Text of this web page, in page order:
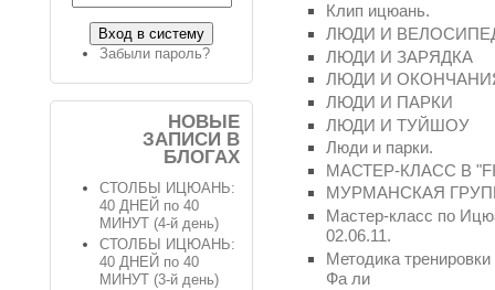
Клип ицюань.
ЛЮДИ И
ЛЮДИ И ЗАРЯДКА
ЛЮДИ И
ЛЮДИ И ПАРКИ
ЛЮДИ И ТУЙШОУ
Люди и парки.
МАСТЕР-КЛАСС В
МУРМАНСКАЯ
Мастер-класс по
02.06.11.
Методика
Фа ли
Забыли пароль?
НОВЫЕ
ЗАПИСИ В
БЛОГАХ
СТОЛБЫ ИЦЮАНЬ:
40 ДНЕЙ по 40
МИНУТ (4-й день)
СТОЛБЫ ИЦЮАНЬ:
40 ДНЕЙ по 40
МИНУТ (3-й день)